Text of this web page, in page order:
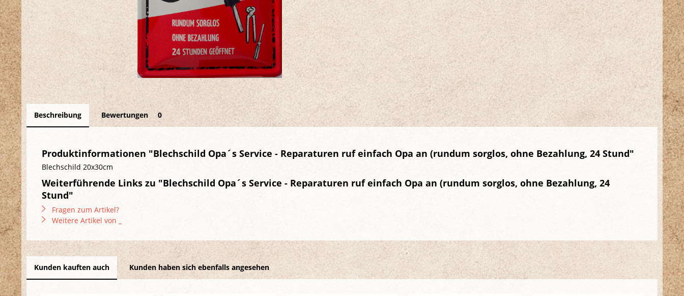
Beschreibung Bewertungen 0
Produktinformationen "Blechschild Opa´s Service - Reparaturen ruf einfach Opa an (rundum sorglos, ohne Bezahlung, 24 Stund"
Blechschild 20x30cm
Weiterführende Links zu "Blechschild Opa´s Service - Reparaturen ruf einfach Opa an (rundum sorglos, ohne Bezahlung, 24
Stund"
Fragen zum Artikel?
Weitere Artikel von _
Kunden kauften auch Kunden haben sich ebenfalls angesehen